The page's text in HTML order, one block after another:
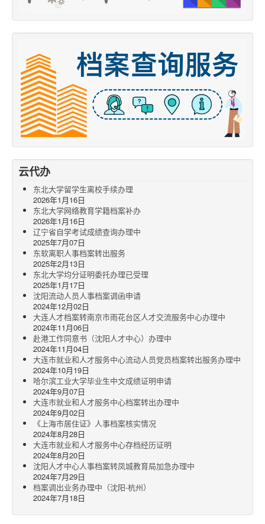
云代办
东北大学留学生离校手续办理
2026年1月16日
东北大学网络教育学籍档案补办
2026年1月16日
辽宁省自学考试成绩查询办理中
2025年7月07日
东软离职人事档案转出服务
2025年2月13日
东北大学均分证明委托办理已受理
2025年1月17日
沈阳流动人员人事档案调函申请
2024年12月02日
大连人才档案转南京市雨花台区人才交流服务中心办理中
2024年11月06日
赴港工作同意书（沈阳人才中心）办理中
2024年11月04日
大连市就业和人才服务中心流动人员党员档案转出服务办理中
2024年10月19日
哈尔滨工业大学毕业生中文成绩证明申请
2024年9月07日
大连市就业和人才服务中心档案转出办理中
2024年9月02日
《上海市居住证》人事档案核实情况
2024年8月28日
大连市就业和人才服务中心存档经历证明
2024年8月20日
沈阳人才中心人事档案转凤城教育局加急办理中
2024年7月29日
档案调出业务办理中（沈阳-杭州）
2024年7月18日